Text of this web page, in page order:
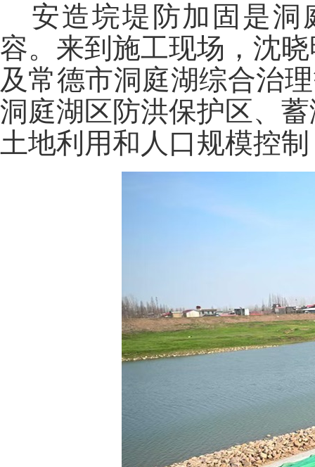
安造垸堤防加固是
容。来到施工现场，沈
及常德市洞庭湖综合治
洞庭湖区防洪保护区、
土地利用和人口规模控